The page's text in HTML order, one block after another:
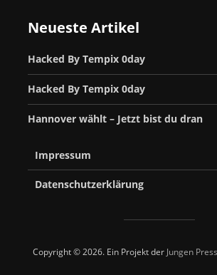
Neueste Artikel
Hacked By Tempix 0day
Hacked By Tempix 0day
Hannover wählt – Jetzt bist du dran
Impressum
Datenschutzerklärung
Copyright © 2026. Ein Projekt der Jungen